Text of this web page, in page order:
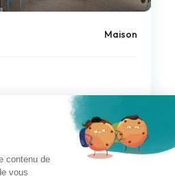
Maison
Voir le bien